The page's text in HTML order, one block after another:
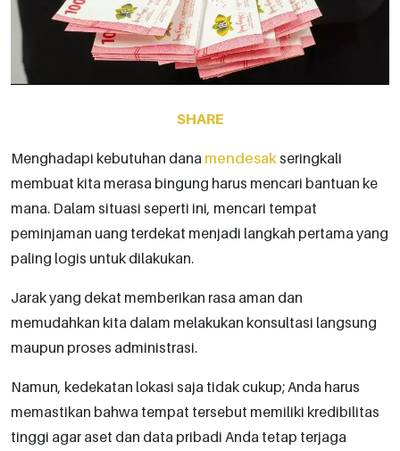
SHARE
Menghadapi kebutuhan dana mendesakseringkali
membuat kita merasa bingung harus mencari bantuan ke
mana. Dalam situasi seperti ini, mencari tempat
peminjaman uang terdekat menjadi langkah pertama yang
paling logis untuk dilakukan.
Jarak yang dekat memberikan rasa aman dan
memudahkan kita dalam melakukan konsultasi langsung
maupun proses administrasi.
Namun, kedekatan lokasi saja tidak cukup; Anda harus
memastikan bahwa tempat tersebut memiliki kredibilitas
tinggi agar aset dan data pribadi Anda tetap terjaga